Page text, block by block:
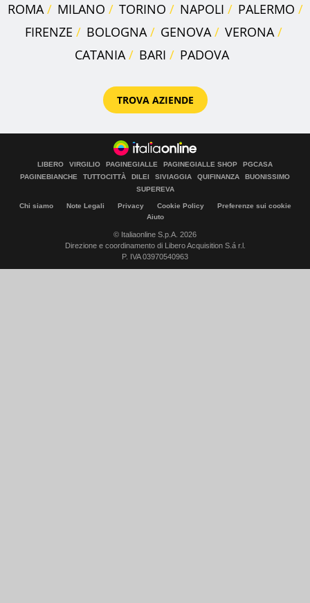
ROMA MILANO TORINO NAPOLI
PALERMO
FIRENZE
BOLOGNA GENOVA
VERONA
CATANIA
BARI PADOVA
TROVA AZIENDE
LIBERO VIRGILIO PAGINEGIALLE PAGINEGIALLE SHOP
PGCASA
PAGINEBIANCHE
TUTTOCITTÀ DILEI SIVIAGGIA QUIFINANZA
BUONISSIMO
SUPEREVA
Chi siamo Note Legali Privacy Cookie Policy
Preferenze sui cookie
Aiuto
© Italiaonline S.p.A. 2026
Direzione e coordinamento di Libero Acquisition S.á r.l.
P. IVA 03970540963